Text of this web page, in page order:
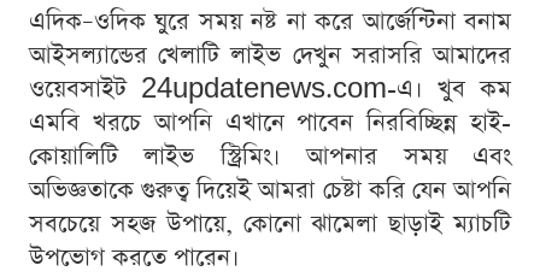
এদিক–ওদিক ঘুরে সময় নষ্ট না করে আর্জেন্টিনা বনাম
আইসল্যান্ডের খেলাটি লাইভ দেখুন সরাসরি আমাদের
ওয়েবসাইট 24updatenews.com-এ। খুব কম
এমবি খরচে আপনি এখানে পাবেন নিরবিচ্ছিন্ন হাই-
কোয়ালিটি লাইভ স্ট্রিমিং। আপনার সময় এবং
অভিজ্ঞতাকে গুরুত্ব দিয়েই আমরা চেষ্টা করি যেন আপনি
সবচেয়ে সহজ উপায়ে, কোনো ঝামেলা ছাড়াই ম্যাচটি
উপভোগ করতে পারেন।